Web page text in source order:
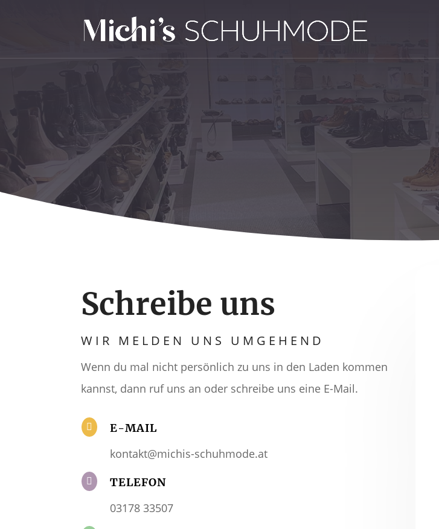
Schreibe uns
WIR MELDEN UNS UMGEHEND
Wenn du mal nicht persönlich zu uns in den Laden kommen
kannst, dann ruf uns an oder schreibe uns eine E-Mail.
 E-MAIL
kontakt@michis-schuhmode.at
 TELEFON
03178 33507